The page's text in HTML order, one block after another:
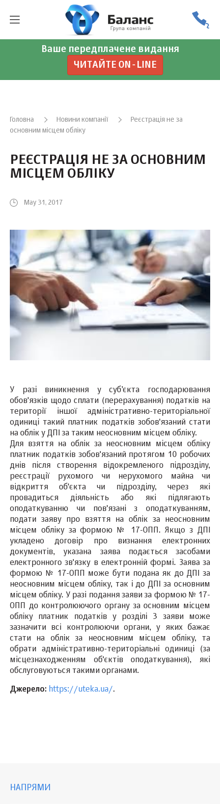
Ваше передплачене видання
ЧИТАЙТЕ ON-LINE
Головна Новини компанії
Реєстрація не за
основним місцем обліку
РЕЄСТРАЦІЯ НЕ ЗА ОСНОВНИМ
МІСЦЕМ ОБЛІКУ
May 31, 2017
У разі виникнення у суб’єкта господарювання
обов'язків щодо сплати (перерахування) податків на
території іншої адміністративно-територіальної
одиниці такий платник податків зобов'язаний стати
на облік у ДПІ за таким неосновним місцем обліку.
Для взяття на облік за неосновним місцем обліку
платник податків зобов'язаний протягом 10 робочих
днів після створення відокремленого підрозділу,
реєстрації рухомого чи нерухомого майна чи
відкриття об'єкта чи підрозділу, через які
провадиться діяльність або які підлягають
оподаткуванню чи пов'язані з оподаткуванням,
подати заяву про взяття на облік за неосновним
місцем обліку за формою № 17-ОПП. Якщо з ДПІ
укладено договір про визнання електронних
документів, указана заява подається засобами
електронного зв'язку в електронній формі. Заява за
формою № 17-ОПП може бути подана як до ДПІ за
неосновним місцем обліку, так і до ДПІ за основним
місцем обліку. У разі подання заяви за формою № 17-
ОПП до контролюючого органу за основним місцем
обліку платник податків у розділі 3 заяви може
зазначити всі контролюючи органи, у яких бажає
стати на облік за неосновним місцем обліку, та
обрати адміністративно-територіальні одиниці (за
місцезнаходженням об'єктів оподаткування), які
обслуговуються такими органами.
Джерело: https://uteka.ua/.
НАПРЯМИ